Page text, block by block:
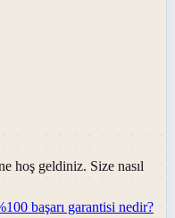
hoş geldiniz. Size nasıl
başarı garantisi nedir?